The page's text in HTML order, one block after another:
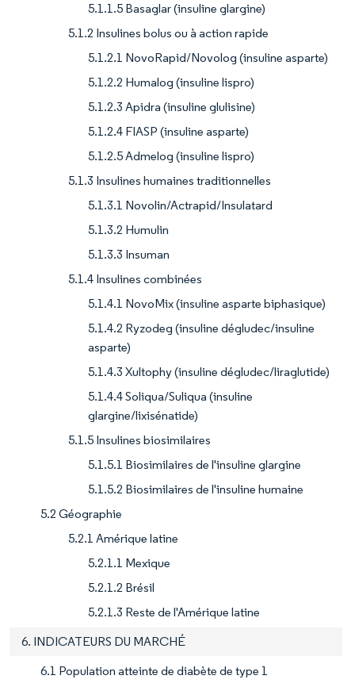
5.1.1.5 Basaglar (insuline glargine)
5.1.2 Insulines bolus ou à action rapide
5.1.2.1 NovoRapid/Novolog (insuline asparte)
5.1.2.2 Humalog (insuline lispro)
5.1.2.3 Apidra (insuline glulisine)
5.1.2.4 FIASP (insuline asparte)
5.1.2.5 Admelog (insuline lispro)
5.1.3 Insulines humaines traditionnelles
5.1.3.1 Novolin/Actrapid/Insulatard
5.1.3.2 Humulin
5.1.3.3 Insuman
5.1.4 Insulines combinées
5.1.4.1 NovoMix (insuline asparte biphasique)
5.1.4.2 Ryzodeg (insuline dégludec/insuline
asparte)
5.1.4.3 Xultophy (insuline dégludec/liraglutide)
5.1.4.4 Soliqua/Suliqua (insuline
glargine/lixisénatide)
5.1.5 Insulines biosimilaires
5.1.5.1 Biosimilaires de l'insuline glargine
5.1.5.2 Biosimilaires de l'insuline humaine
5.2 Géographie
5.2.1 Amérique latine
5.2.1.1 Mexique
5.2.1.2 Brésil
5.2.1.3 Reste de l'Amérique latine
6. INDICATEURS DU MARCHÉ
6.1 Population atteinte de diabète de type 1